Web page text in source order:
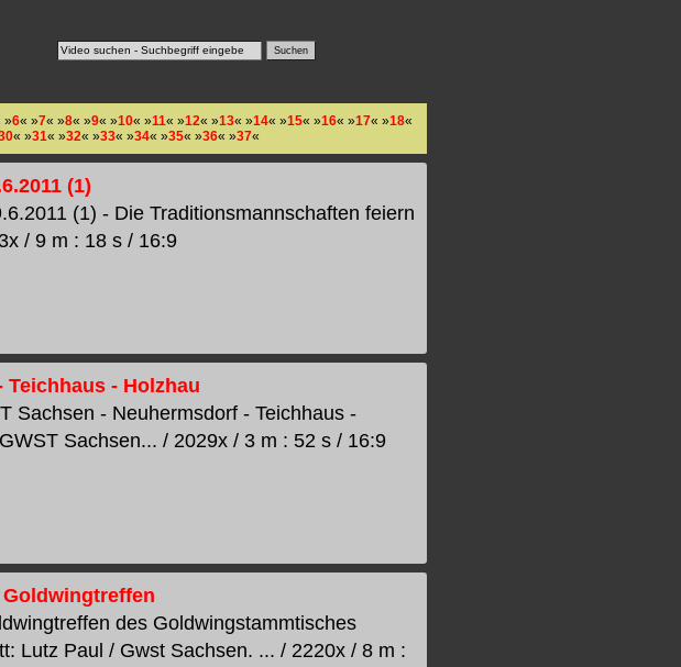
»6« »7« »8« »9« »10« »11« »12« »13« »14« »15« »16« »17« »18«
« »31« »32« »33« »34« »35« »36« »37«
(1)
(1) - Die Traditionsmannschaften feiern
/ 9 m : 18 s / 16:9
- Holzhau
Sachsen - Neuhermsdorf - Teichhaus -
Sachsen... / 2029x / 3 m : 52 s / 16:9
des Goldwingstammtisches
Lutz Paul / Gwst Sachsen. ... / 2220x / 8 m :